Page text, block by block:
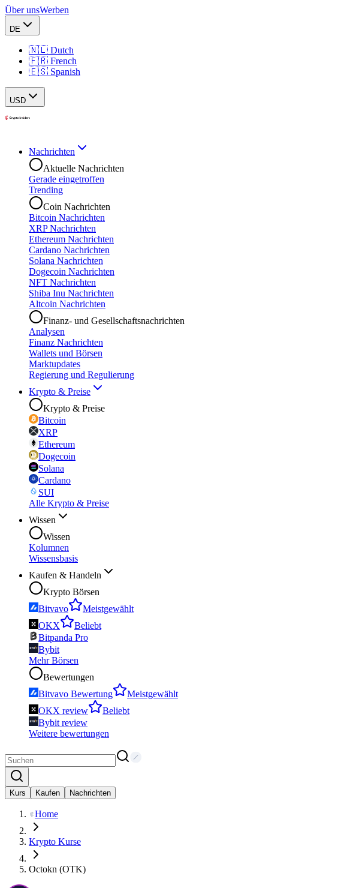
Über unsWerben
DE
🇳🇱 Dutch
🇫🇷 French
🇪🇸 Spanish
USD
Nachrichten
Aktuelle Nachrichten
Gerade eingetroffen
Trending
Coin Nachrichten
Bitcoin Nachrichten
XRP Nachrichten
Ethereum Nachrichten
Cardano Nachrichten
Solana Nachrichten
Dogecoin Nachrichten
NFT Nachrichten
Shiba Inu Nachrichten
Altcoin Nachrichten
Finanz- und Gesellschaftsnachrichten
Analysen
Finanz Nachrichten
Wallets und Börsen
Marktupdates
Regierung und Regulierung
Krypto & Preise
Krypto & Preise
Bitcoin
XRP
Ethereum
Dogecoin
Solana
Cardano
SUI
Alle Krypto & Preise
Wissen
Wissen
Kolumnen
Wissensbasis
Kaufen & Handeln
Krypto Börsen
Bitvavo
Meistgewählt
OKX
Beliebt
Bitpanda Pro
Bybit
Mehr Börsen
Bewertungen
Bitvavo Bewertung
Meistgewählt
OKX review
Beliebt
Bybit review
Weitere bewertungen
Kurs Kaufen Nachrichten
Home
Krypto Kurse
Octokn (OTK)